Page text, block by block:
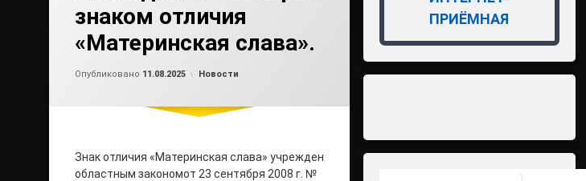
знаком отличия
«Материнская слава».
Опубликовано 11.08.2025 Рубрики:
Новости
Знак отличия «Материнская слава» учрежден
областным закономот 23 сентября 2008 г. №
ПРИЁМНАЯ